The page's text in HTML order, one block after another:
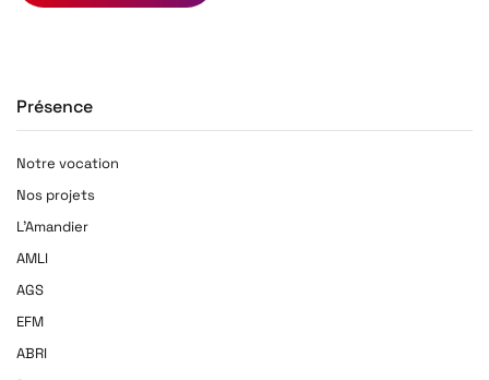
Présence
Notre vocation
Nos projets
L'Amandier
AMLI
AGS
EFM
ABRI